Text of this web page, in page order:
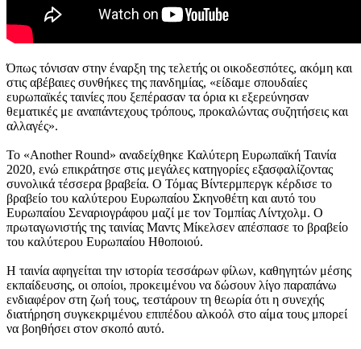
Όπως τόνισαν στην έναρξη της τελετής οι οικοδεσπότες, ακόμη και
στις αβέβαιες συνθήκες της πανδημίας, «είδαμε σπουδαίες
ευρωπαϊκές ταινίες που ξεπέρασαν τα όρια κι εξερεύνησαν
θεματικές με αναπάντεχους τρόπους, προκαλώντας συζητήσεις και
αλλαγές».
Το «Another Round» αναδείχθηκε Καλύτερη Ευρωπαϊκή Ταινία
2020, ενώ επικράτησε στις μεγάλες κατηγορίες εξασφαλίζοντας
συνολικά τέσσερα βραβεία. Ο Τόμας Βίντερμπεργκ κέρδισε το
βραβείο του καλύτερου Ευρωπαίου Σκηνοθέτη και αυτό του
Ευρωπαίου Σεναριογράφου μαζί με τον Τομπίας Λίντχολμ. Ο
πρωταγωνιστής της ταινίας Μαντς Μίκελσεν απέσπασε το βραβείο
του καλύτερου Ευρωπαίου Ηθοποιού.
Η ταινία αφηγείται την ιστορία τεσσάρων φίλων, καθηγητών μέσης
εκπαίδευσης, οι οποίοι, προκειμένου να δώσουν λίγο παραπάνω
ενδιαφέρον στη ζωή τους, τεστάρουν τη θεωρία ότι η συνεχής
διατήρηση συγκεκριμένου επιπέδου αλκοόλ στο αίμα τους μπορεί
να βοηθήσει στον σκοπό αυτό.